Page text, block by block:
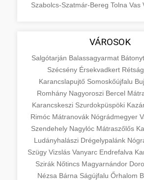
Szabolcs-Szatmár-Bereg Tolna Vas
VÁROSOK
Salgótarján Balassagyarmat
Szécsény Érsekvadkert Rétság
Karancslapujtő Somoskőújfalu
Romhány Nagyoroszi Bercel
Karancskeszi Szurdokpüspöki
Rimóc Mátranovák Nógrádmegyer
Szendehely Nagylóc Mátraszőlős
Ludányhalászi Drégelypalánk
Szügy Vizslás Vanyarc Endrefalva
Szirák Nőtincs Magyarnándor
Nézsa Bárna Ságújfalu Őrhalom